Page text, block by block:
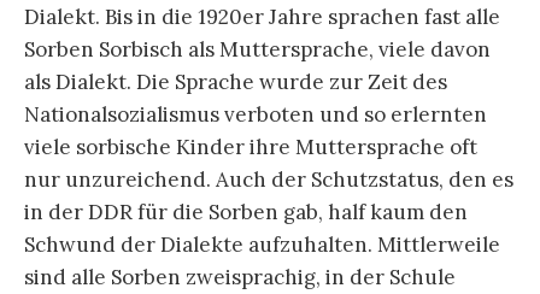
Dialekt. Bis in die 1920er Jahre sprachen fast alle
Sorben Sorbisch als Muttersprache, viele davon
als Dialekt. Die Sprache wurde zur Zeit des
Nationalsozialismus verboten und so erlernten
viele sorbische Kinder ihre Muttersprache oft
nur unzureichend. Auch der Schutzstatus, den es
in der DDR für die Sorben gab, half kaum den
Schwund der Dialekte aufzuhalten. Mittlerweile
sind alle Sorben zweisprachig, in der Schule